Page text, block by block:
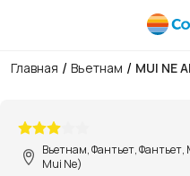
Главная / Вьетнам / MUI NE
Вьетнам, Фантьет,
Mui Ne)